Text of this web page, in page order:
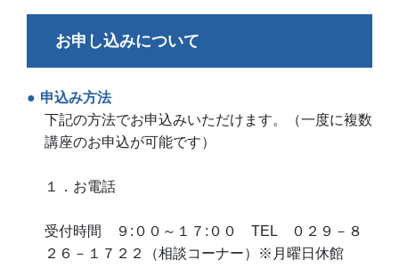
お申し込みについて
申込み方法
下記の方法でお申込みいただけます。（一度に複数
講座のお申込が可能です）
１．お電話
受付時間 ９:００～１７:００ TEL ０２９－８
２６－１７２２（相談コーナー）※月曜日休館